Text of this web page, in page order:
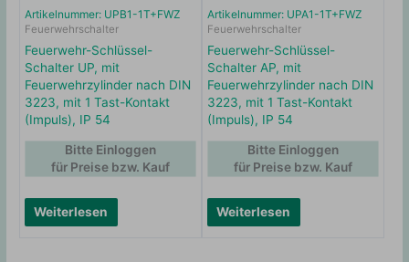
Artikelnummer: UPB1-1T+FWZ
Feuerwehrschalter
Feuerwehr-Schlüssel-
Schalter UP, mit
Feuerwehrzylinder nach DIN
3223, mit 1 Tast-Kontakt
(Impuls), IP 54
Weiterlesen
Bitte Einloggen
für Preise bzw. Kauf
Artikelnummer: UPA1-1T+FWZ
Feuerwehrschalter
Feuerwehr-Schlüssel-
Schalter AP, mit
Feuerwehrzylinder nach DIN
3223, mit 1 Tast-Kontakt
(Impuls), IP 54
Weiterlesen
Bitte Einloggen
für Preise bzw. Kauf